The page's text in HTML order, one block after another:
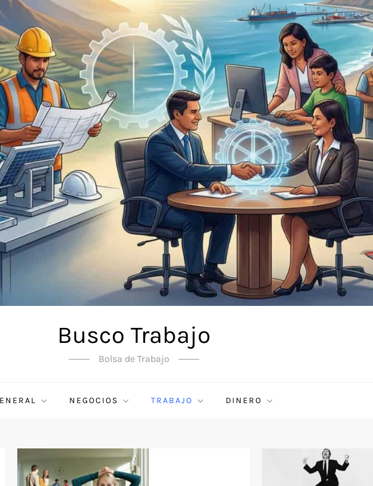
Busco Trabajo
Bolsa de Trabajo
NEGOCIOS TRABAJO DINERO